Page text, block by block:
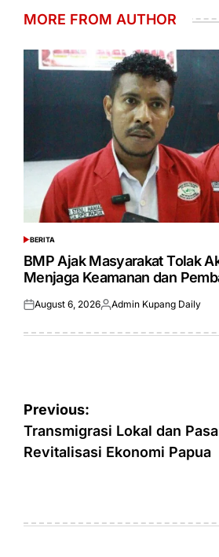
MORE FROM AUTHOR
POSTED
IN
BERITA
BMP Ajak Masyarakat Tolak
Menjaga Keamanan dan
Posted
August 6, 2026Posted
Admin Kupang Daily
Post
navigation
Previous:
Transmigrasi Lokal dan
Revitalisasi Ekonomi Papua